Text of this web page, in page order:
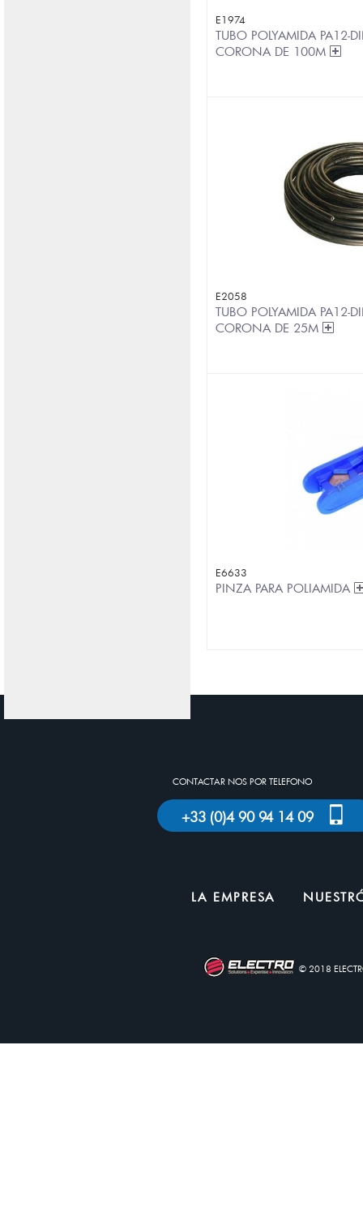
E1974
TUBO POLYAMIDA PA12-
CORONA DE 100M
E2058
TUBO POLYAMIDA PA12-
CORONA DE 25M
E6633
PINZA PARA POLIAMIDA
CONTACTAR NOS POR TELEFONO
+33 (0)4 90 94 14 09
LA EMPRESA
© 2018